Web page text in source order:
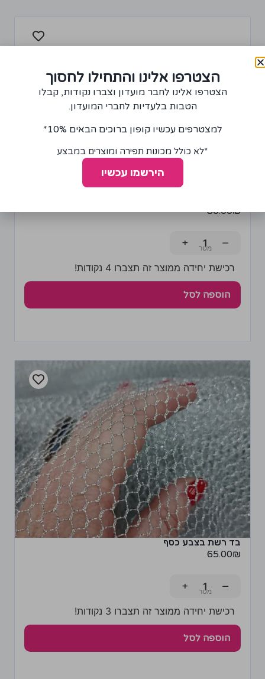
80.00₪
−
+
רכישת יחידה ממוצר זה תצברו 4 נקודות!
הוספה לסל
בד רשת בצבע כסף
65.00₪
−
+
רכישת יחידה ממוצר זה תצברו 3 נקודות!
הוספה לסל
הצטרפו אלינו והתחילו לחסוך
הצטרפו אלינו לחבר מועדון וצברו נקודות, קבלו
הטבות בלעדיות לחברי המועדון.
למצטרפים עכשיו קופון ברוכים הבאים 10%*
*לא כולל מכונות תפירה ומוצרים במבצע
הירשמו עכשיו